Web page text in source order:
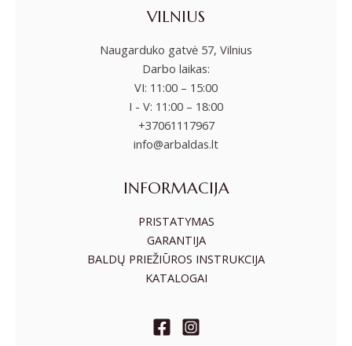
VILNIUS
Naugarduko gatvė 57, Vilnius
Darbo laikas:
VI: 11:00 – 15:00
I - V: 11:00 – 18:00
+37061117967
info@arbaldas.lt
INFORMACIJA
PRISTATYMAS
GARANTIJA
BALDŲ PRIEŽIŪROS INSTRUKCIJA
KATALOGAI